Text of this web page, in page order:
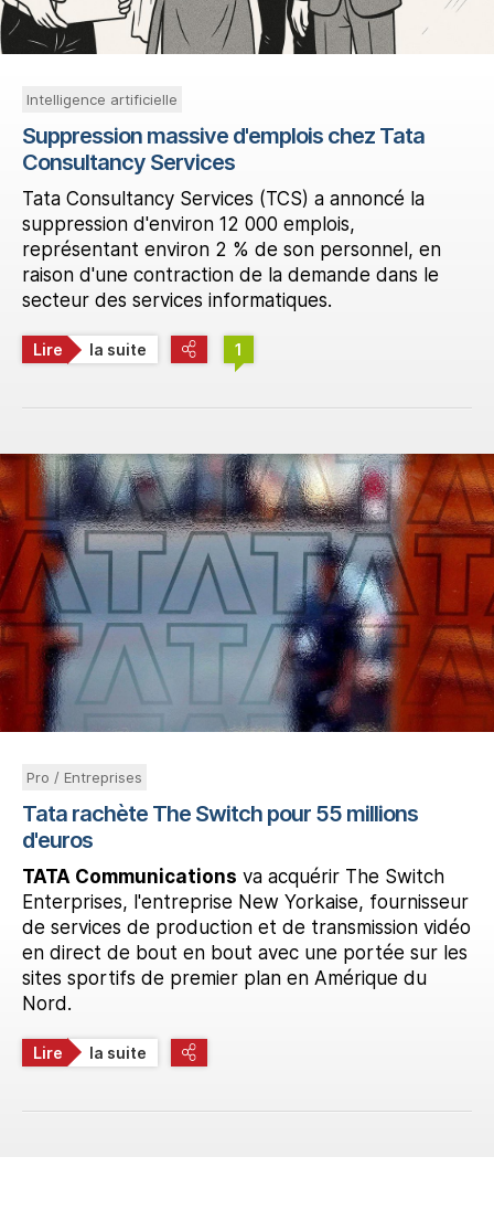
Intelligence artificielle
Suppression massive d'emplois chez Tata
Consultancy Services
Tata Consultancy Services (TCS) a annoncé la
suppression d'environ 12 000 emplois,
représentant environ 2 % de son personnel, en
raison d'une contraction de la demande dans le
secteur des services informatiques.
Lire la suite 1
Pro / Entreprises
Tata rachète The Switch pour 55 millions
d'euros
TATA Communications va acquérir The Switch
Enterprises, l'entreprise New Yorkaise, fournisseur
de services de production et de transmission vidéo
en direct de bout en bout avec une portée sur les
sites sportifs de premier plan en Amérique du
Nord.
Lire la suite